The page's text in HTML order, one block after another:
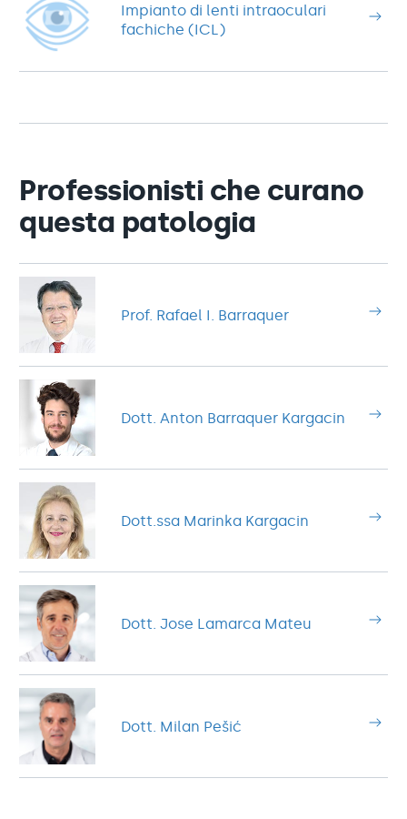
Impianto di lenti intraoculari
fachiche (ICL)
Professionisti che curano
questa patologia
Prof. Rafael I. Barraquer
Dott. Anton Barraquer Kargacin
Dott.ssa Marinka Kargacin
Dott. Jose Lamarca Mateu
Dott. Milan Pešić